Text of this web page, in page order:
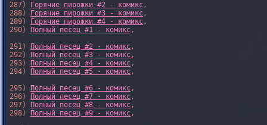
287)
Горячие пирожки #2 - комикс,
288)
Горячие пирожки #3 - комикс,
289)
Горячие пирожки #4 - комикс,
290)
Полный песец #1 - комикс,
291)
Полный песец #2 - комикс,
292)
Полный песец #3 - комикс,
293)
Полный песец #4 - комикс,
294)
Полный песец #5 - комикс,
295)
Полный песец #6 - комикс,
296)
Полный песец #7 - комикс,
297)
Полный песец #8 - комикс,
298)
Полный песец #9 - комикс,